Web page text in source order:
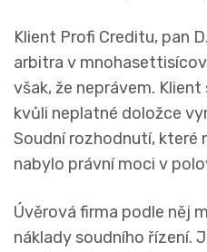
Klient Profi Creditu, pan
arbitra v
však, že neprávem.
kvůli neplatné doložce
Soudní rozhodnutí, které
nabylo právní moci v
Úvěrová firma podle něj
náklady soudního řízení.